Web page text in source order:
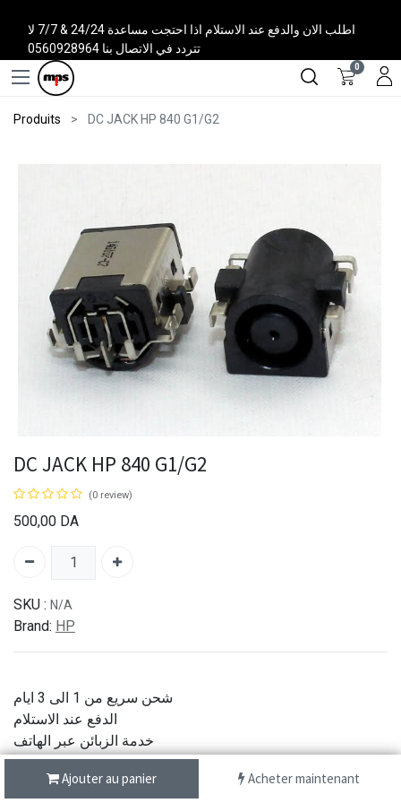
اطلب الان والدفع عند الاستلام اذا احتجت مساعدة 24/24 & 7/7 لا
تتردد في الاتصال بنا 0560928964
0
Produits DC JACK HP 840 G1/G2
Ajouter au panier Acheter maintenant
DC JACK HP 840 G1/G2
(0 review)
500,00 DA
SKU : N/A
Brand: HP
شحن سريع من 1 الى 3 ايام
الدفع عند الاستلام
خدمة الزبائن عبر الهاتف
جودة اصلية
Partager :